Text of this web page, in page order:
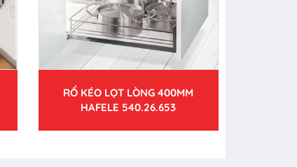
RỔ KÉO LỌT LÒNG 400MM
HAFELE 540.26.653